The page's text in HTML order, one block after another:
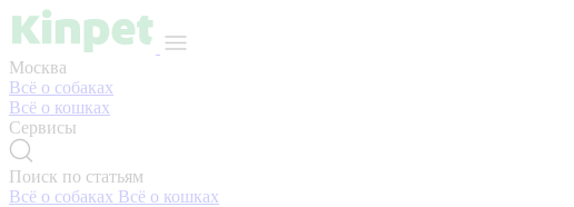
Москва
Всё о собаках
Всё о кошках
Сервисы
Поиск по статьям
Всё о собаках Всё о кошках